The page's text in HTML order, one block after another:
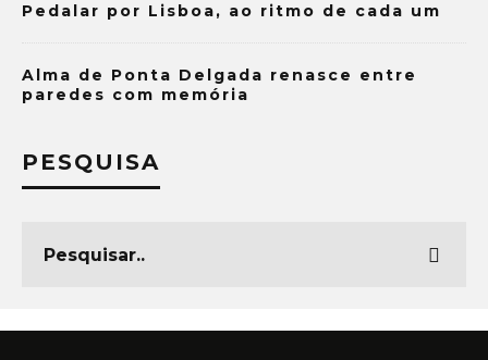
Pedalar por Lisboa, ao ritmo de cada um
Alma de Ponta Delgada renasce entre
paredes com memória
PESQUISA